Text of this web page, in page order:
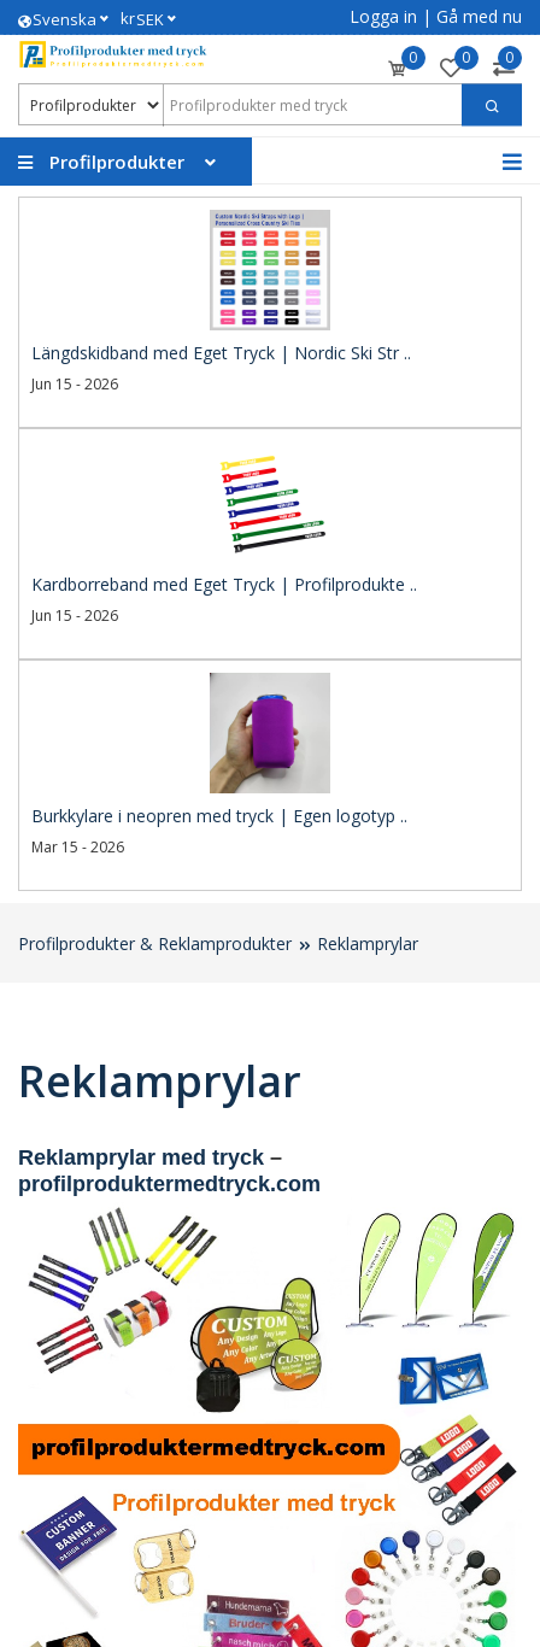
Svenska krSEK Logga in | Gå med nu
0 0 0
Profilprodukter
Längdskidband med Eget Tryck | Nordic Ski Str ..
Jun 15 - 2026
Kardborreband med Eget Tryck | Profilprodukte ..
Jun 15 - 2026
Burkkylare i neopren med tryck | Egen logotyp ..
Mar 15 - 2026
Profilprodukter & Reklamprodukter Reklamprylar
Reklamprylar
Reklamprylar med tryck –
profilproduktermedtryck.com